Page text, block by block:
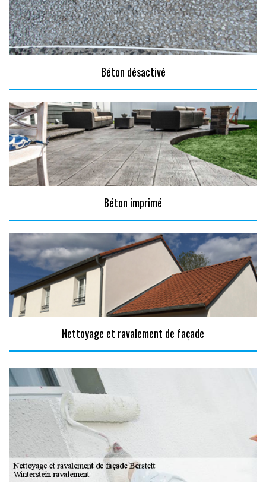
Béton désactivé
Béton imprimé
Nettoyage et ravalement de façade